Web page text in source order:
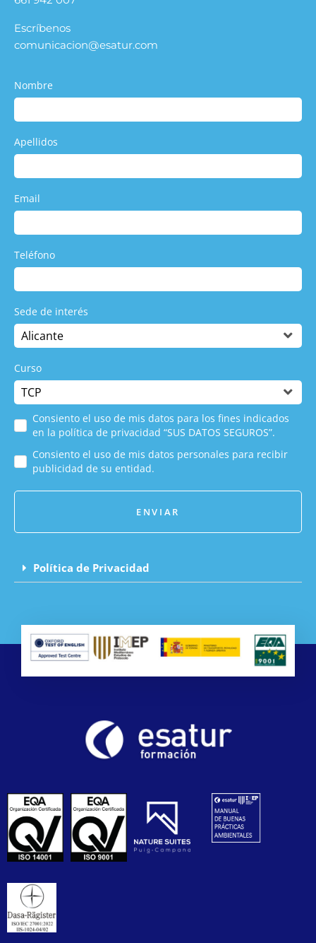
Escríbenos
comunicacion@esatur.com
Nombre
Apellidos
Email
Teléfono
Sede de interés
Curso
Consiento el uso de mis datos para los fines indicados
en la política de privacidad “SUS DATOS SEGUROS”.
Consiento el uso de mis datos personales para recibir
publicidad de su entidad.
ENVIAR
Política de Privacidad